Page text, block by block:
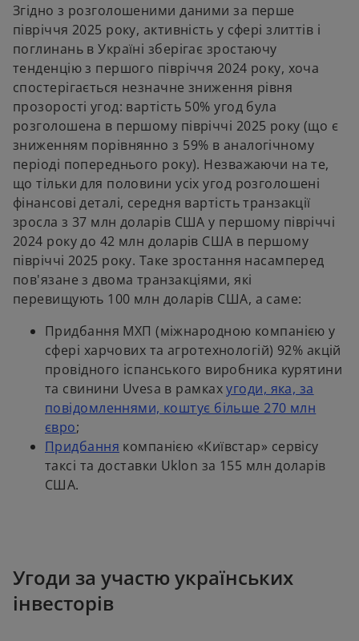
Згідно з розголошеними даними за перше
півріччя 2025 року, активність у сфері злиттів і
поглинань в Україні зберігає зростаючу
тенденцію з першого півріччя 2024 року, хоча
спостерігається незначне зниження рівня
прозорості угод: вартість 50% угод була
розголошена в першому півріччі 2025 року (що є
зниженням порівнянно з 59% в аналогічному
періоді попереднього року). Незважаючи на те,
що тільки для половини усіх угод розголошені
фінансові деталі, середня вартість транзакції
зросла з 37 млн доларів США у першому півріччі
2024 року до 42 млн доларів США в першому
півріччі 2025 року. Таке зростання насамперед
пов'язане з двома транзакціями, які
перевищують 100 млн доларів США, а саме:
Придбання МХП (міжнародною компанією у
сфері харчових та агротехнологій) 92% акцій
провідного іспанського виробника курятини
та свинини Uvesa в рамкахугоди, яка, за
повідомленнями, коштує більше 270 млн
євроo
p
e
n
n
e
;
Придбанняo
p
a
компанією «Київстар» сервісу
таксі та доставки Uklon за 155 млн доларів
США.
Угоди за участю українських
інвесторів